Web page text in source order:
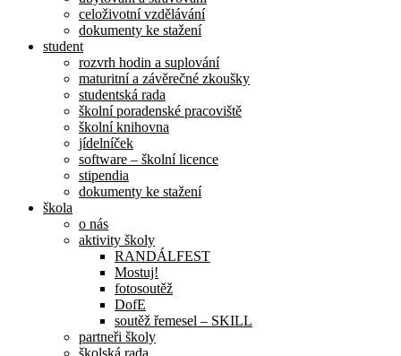
celoživotní vzdělávání
dokumenty ke stažení
student
rozvrh hodin a suplování
maturitní a závěrečné zkoušky
studentská rada
školní poradenské pracoviště
školní knihovna
jídelníček
software – školní licence
stipendia
dokumenty ke stažení
škola
o nás
aktivity školy
RANDÁLFEST
Mostuj!
fotosoutěž
DofE
soutěž řemesel – SKILL
partneři školy
školská rada